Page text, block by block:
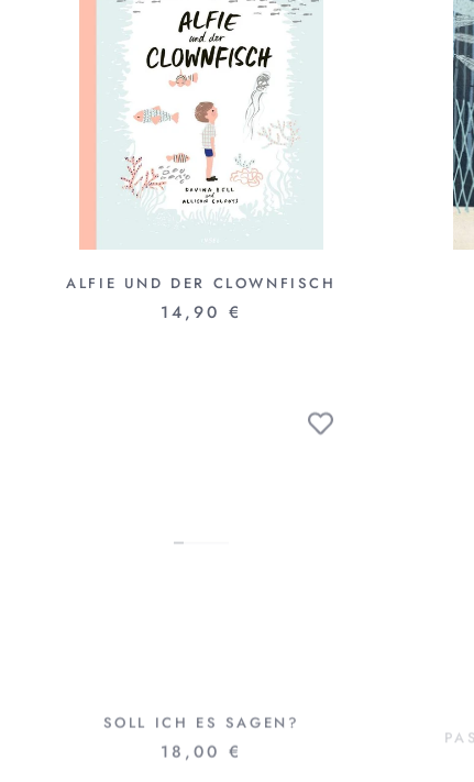
ALFIE UND DER CLOWNFISCH
14,90 €
SOLL ICH ES SAGEN?
18,00 €